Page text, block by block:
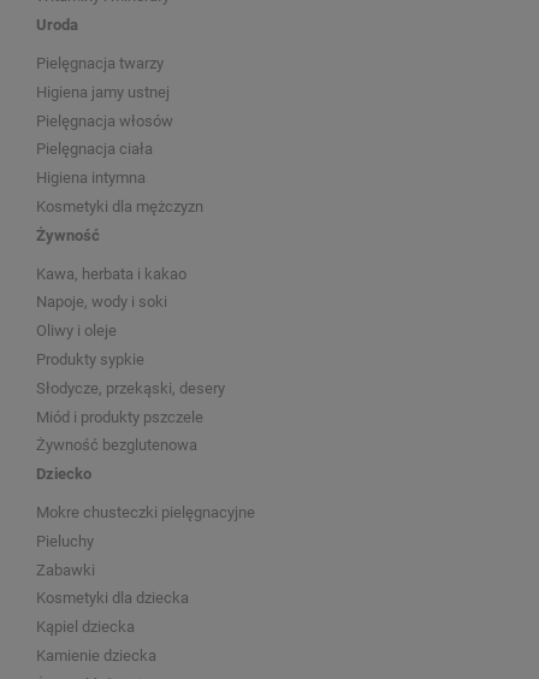
Uroda
Pielęgnacja twarzy
Higiena jamy ustnej
Pielęgnacja włosów
Pielęgnacja ciała
Higiena intymna
Kosmetyki dla mężczyzn
Żywność
Kawa, herbata i kakao
Napoje, wody i soki
Oliwy i oleje
Produkty sypkie
Słodycze, przekąski, desery
Miód i produkty pszczele
Żywność bezglutenowa
Dziecko
Mokre chusteczki pielęgnacyjne
Pieluchy
Zabawki
Kosmetyki dla dziecka
Kąpiel dziecka
Kamienie dziecka